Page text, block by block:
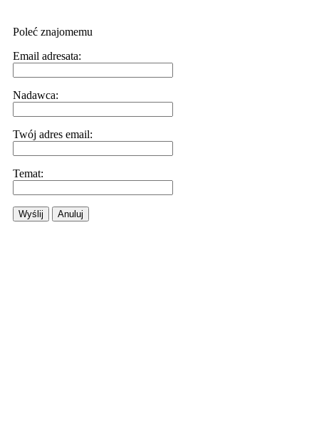
Poleć znajomemu
Email adresata:
Nadawca:
Twój adres email:
Temat:
Wyślij Anuluj